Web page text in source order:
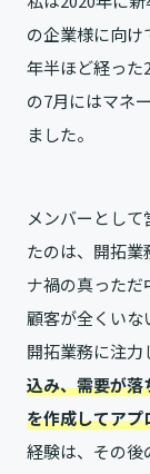
の企業様に向け
年半ほど経った
の7月にはマネ
ました。
メンバーとし
たのは、開拓業
ナ禍の真った
顧客が全くいな
開拓業務に注力
込み、需要が落
を作成してアプ
経験は、その後